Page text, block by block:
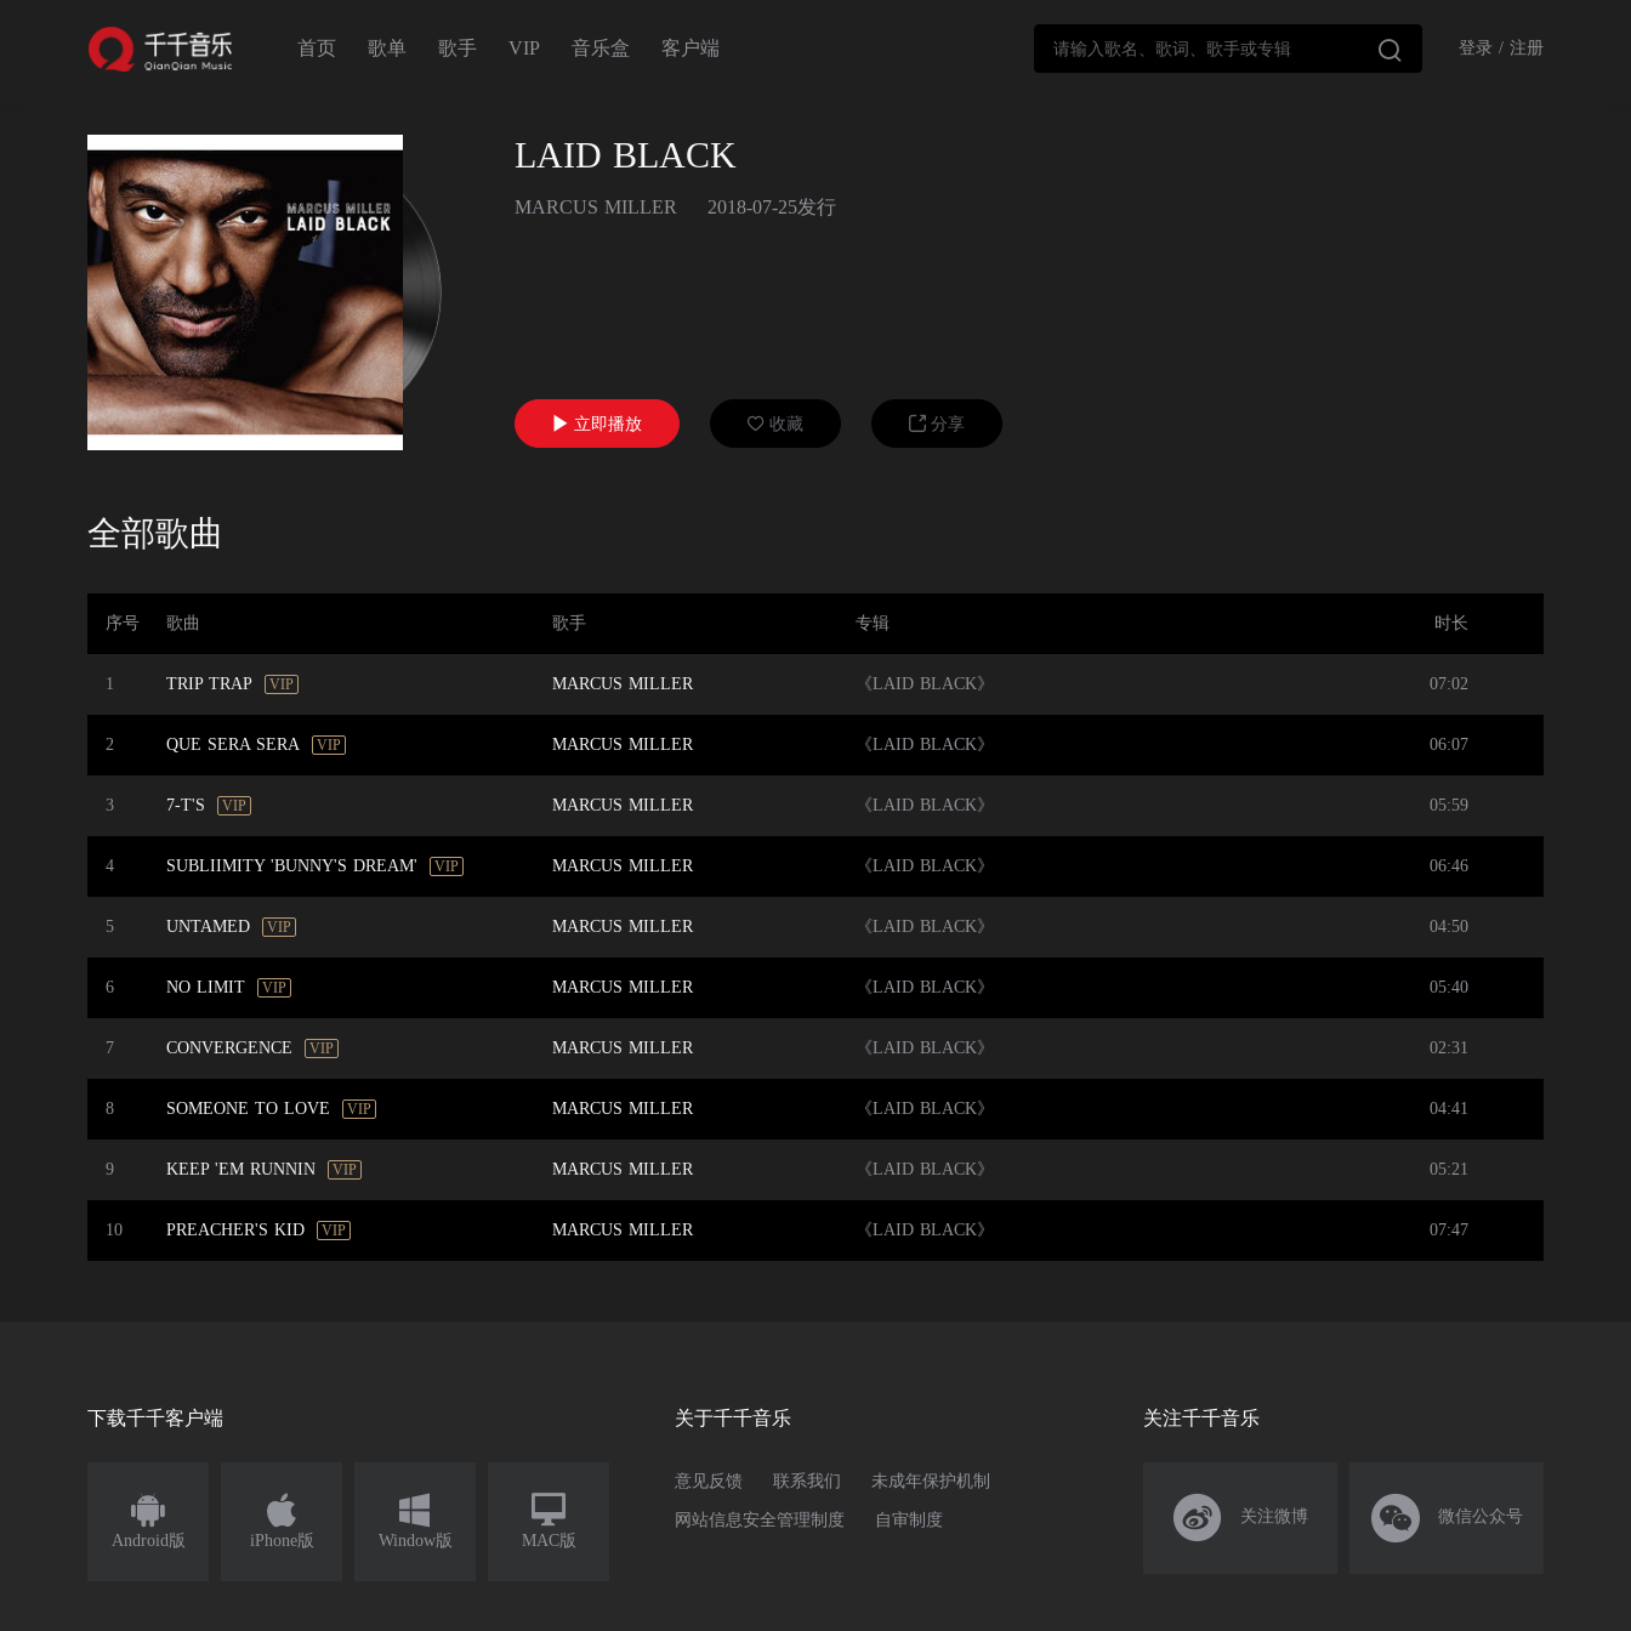
首页 歌单 歌手 VIP 音乐盒 客户端  登录 / 注册
LAID BLACK
MARCUS MILLER 2018-07-25发行
 立即播放  收藏  分享
全部歌曲
序号 歌曲 歌手 专辑 时长
1 TRIP TRAP VIP MARCUS MILLER 《LAID BLACK》 07:02
2 QUE SERA SERA VIP MARCUS MILLER 《LAID BLACK》 06:07
3 7-T'S VIP MARCUS MILLER 《LAID BLACK》 05:59
4 SUBLIIMITY 'BUNNY'S DREAM' VIP MARCUS MILLER 《LAID BLACK》 06:46
5 UNTAMED VIP MARCUS MILLER 《LAID BLACK》 04:50
6 NO LIMIT VIP MARCUS MILLER 《LAID BLACK》 05:40
7 CONVERGENCE VIP MARCUS MILLER 《LAID BLACK》 02:31
8 SOMEONE TO LOVE VIP MARCUS MILLER 《LAID BLACK》 04:41
9 KEEP 'EM RUNNIN VIP MARCUS MILLER 《LAID BLACK》 05:21
10 PREACHER'S KID VIP MARCUS MILLER 《LAID BLACK》 07:47
下载千千客户端

Android版

iPhone版

Window版

MAC版
关于千千音乐
意见反馈 联系我们 未成年保护机制
网站信息安全管理制度 自审制度
关注千千音乐
 关注微博  微信公众号